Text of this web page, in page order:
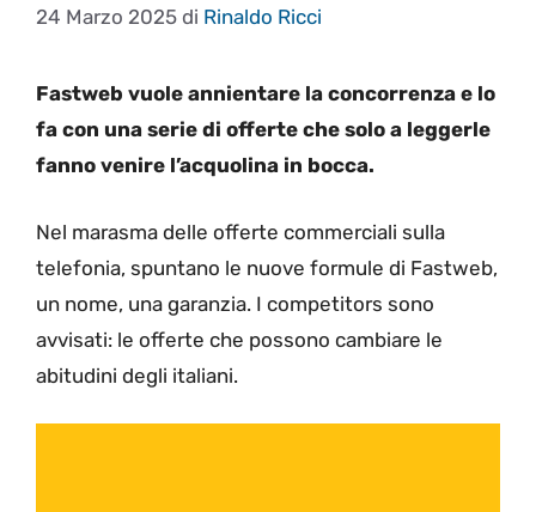
24 Marzo 2025 di Rinaldo Ricci
Fastweb vuole annientare la concorrenza e lo
fa con una serie di offerte che solo a leggerle
fanno venire l’acquolina in bocca.
Nel marasma delle offerte commerciali sulla
telefonia, spuntano le nuove formule di Fastweb,
un nome, una garanzia. I competitors sono
avvisati: le offerte che possono cambiare le
abitudini degli italiani.